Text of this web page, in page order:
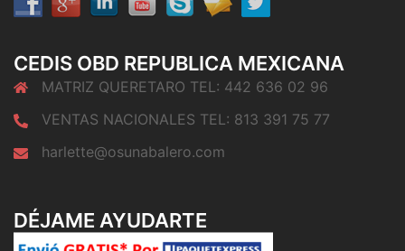
CEDIS OBD REPUBLICA MEXICANA
MATRIZ QUERETARO TEL: 442 636 02 96
VENTAS NACIONALES TEL: 813 391 75 77
harlette@osunabalero.com
DÉJAME AYUDARTE